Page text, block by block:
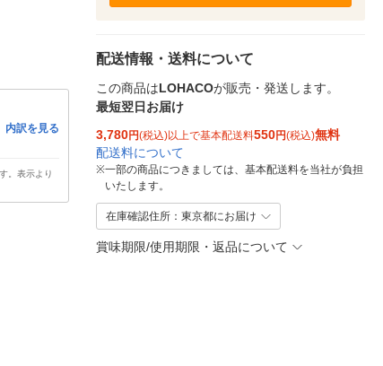
内訳を見る
。表示より
配送情報・送料について
この商品はLOHACOが販売・発送します。
最短翌日お届け
3,780円(税込)以上で基本配送料550円(税込)無料
配送料について
※一部の商品につきましては、基本配送料を当社が負担
いたします。
在庫確認住所：東京都にお届け
賞味期限/使用期限・返品について